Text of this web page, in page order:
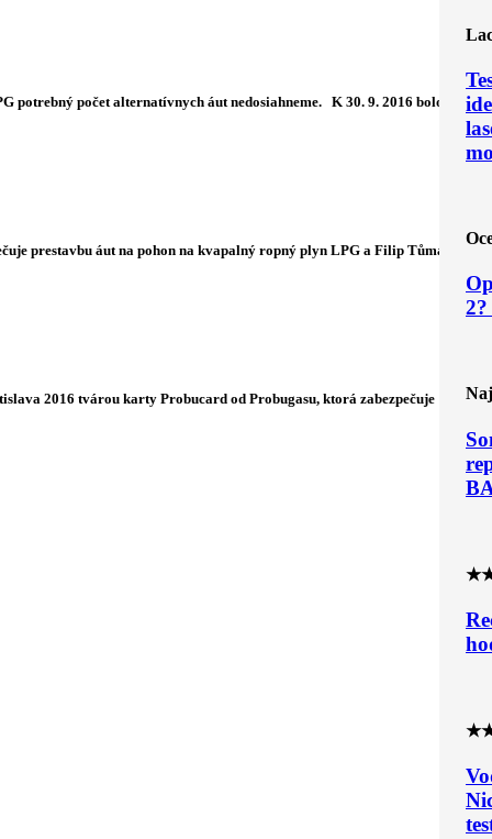
potrebný počet alternatívnych áut nedosiahneme. K 30. 9. 2016 bolo na
prestavbu áut na pohon na kvapalný ropný plyn LPG a Filip Tůma na
2016 tvárou karty Probucard od Probugasu, ktorá zabezpečuje